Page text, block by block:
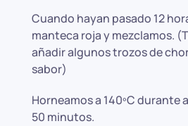
Cuando hayan pasado 12
manteca roja y mezclamos.
añadir algunos trozos de
sabor)
Horneamos a 140ºC
50 minutos.